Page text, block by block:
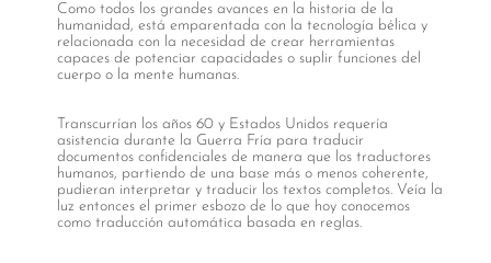
Como todos los grandes avances en la historia de la
humanidad, está emparentada con la tecnología bélica y
relacionada con la necesidad de crear herramientas
capaces de potenciar capacidades o suplir funciones del
cuerpo o la mente humanas.
Transcurrían los años 60 y Estados Unidos requería
asistencia durante la Guerra Fría para traducir
documentos confidenciales de manera que los traductores
humanos, partiendo de una base más o menos coherente,
pudieran interpretar y traducir los textos completos. Veía la
luz entonces el primer esbozo de lo que hoy conocemos
como traducción automática basada en reglas.